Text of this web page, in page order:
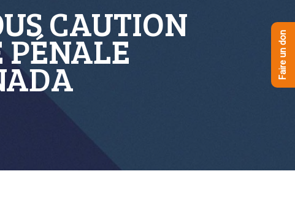
CAUTION
PÉNALE Faire un don